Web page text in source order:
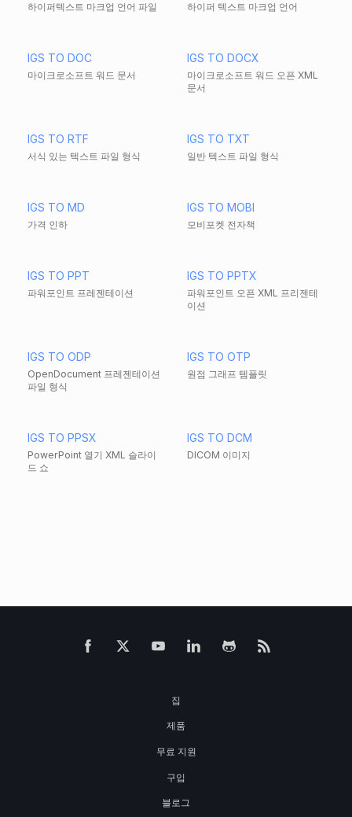
하이퍼텍스트 마크업 언어 파일 하이퍼 텍스트 마크업 언어
IGS TO DOC
마이크로소프트 워드 문서
IGS TO DOCX
마이크로소프트 워드 오픈 XML
문서
IGS TO RTF
서식 있는 텍스트 파일 형식
IGS TO TXT
일반 텍스트 파일 형식
IGS TO MD
가격 인하
IGS TO MOBI
모비포켓 전자책
IGS TO PPT
파워포인트 프레젠테이션
IGS TO PPTX
파워포인트 오픈 XML 프리젠테
이션
IGS TO ODP
OpenDocument 프레젠테이션
파일 형식
IGS TO OTP
원점 그래프 템플릿
IGS TO PPSX
PowerPoint 열기 XML 슬라이
드 쇼
IGS TO DCM
DICOM 이미지
집
제품
무료 지원
구입
블로그